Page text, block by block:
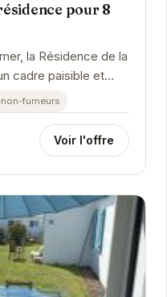
pour 8
la Résidence de la
cadre paisible et
ou...
fumeurs
Voir l'offre